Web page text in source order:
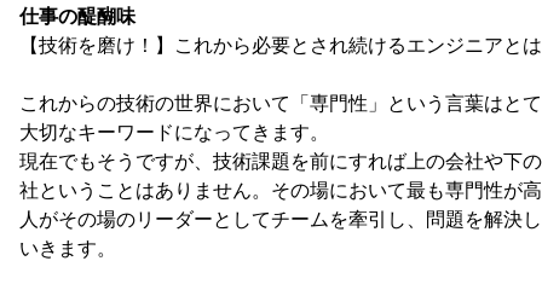
仕事の醍醐味
【技術を磨け！】これから必要とされ続けるエンジニアと
これからの技術の世界において「専門性」という言葉はと
大切なキーワードになってきます。
現在でもそうですが、技術課題を前にすれば上の会社や下
社ということはありません。その場において最も専門性が
人がその場のリーダーとしてチームを牽引し、問題を解決
いきます。